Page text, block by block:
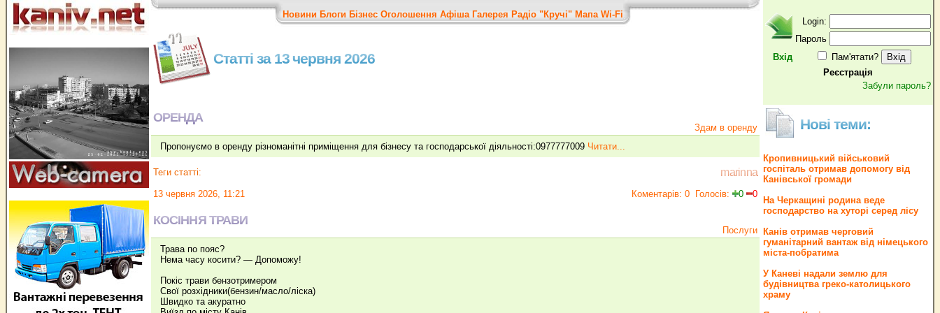
Новини Блоги Бізнес Оголошення Афіша Галерея Радіо "Кручі" Мапа Wi-Fi
Статті за 13 червня 2026
ОРЕНДА
Здам в оренду
Пропонуємо в оренду різноманітні приміщення для бізнесу та господарської діяльності:0977777009 Читати...
Теги статті: marinna
13 червня 2026, 11:21 Коментарів: 0 Голосів: 0 0
КОСІННЯ ТРАВИ
Послуги
Трава по пояс?
Нема часу косити? — Допоможу!
Покіс трави бензотримером
Свої розхідники(бензин/масло/ліска)
Швидко та акуратно
Вхід
Login:
Пароль
Пам'ятати?
Реєстрація
Забули пароль?
Нові теми:
Кропивницький військовий
госпіталь отримав допомогу від
Канівської громади
На Черкащині родина веде
господарство на хуторі серед лісу
Канів отримав черговий
гуманітарний вантаж від німецького
міста-побратима
У Каневі надали землю для
будівництва греко‐католицького
храму